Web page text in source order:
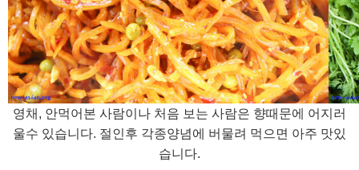
영채, 안먹어본 사람이나 처음 보는 사람은 향때문에 어지러
울수 있습니다. 절인후 각종양념에 버물려 먹으면 아주 맛있
습니다.